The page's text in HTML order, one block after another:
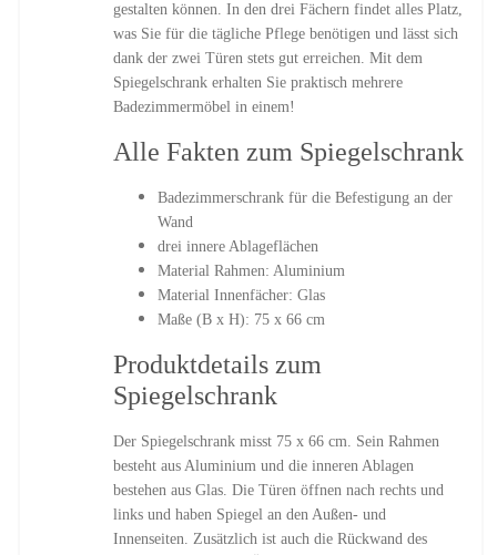
gestalten können. In den drei Fächern findet alles Platz,
was Sie für die tägliche Pflege benötigen und lässt sich
dank der zwei Türen stets gut erreichen. Mit dem
Spiegelschrank erhalten Sie praktisch mehrere
Badezimmermöbel in einem!
Alle Fakten zum Spiegelschrank
Badezimmerschrank für die Befestigung an der
Wand
drei innere Ablageflächen
Material Rahmen: Aluminium
Material Innenfächer: Glas
Maße (B x H): 75 x 66 cm
Produktdetails zum
Spiegelschrank
Der Spiegelschrank misst 75 x 66 cm. Sein Rahmen
besteht aus Aluminium und die inneren Ablagen
bestehen aus Glas. Die Türen öffnen nach rechts und
links und haben Spiegel an den Außen- und
Innenseiten. Zusätzlich ist auch die Rückwand des